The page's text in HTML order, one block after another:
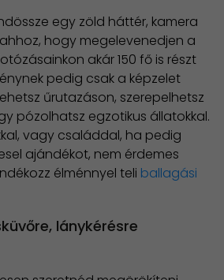
egy zöld háttér, kamera
hogy megelevenedjen a
akár 150 fő is részt
pedig csak a képzelet
űrutazáson, szerepelhetsz
pózolhatsz egzotikus állatokkal.
vagy családdal, ha pedig
ajándékot, nem érdemes
élménnyel teli ballagási
lánykérésre